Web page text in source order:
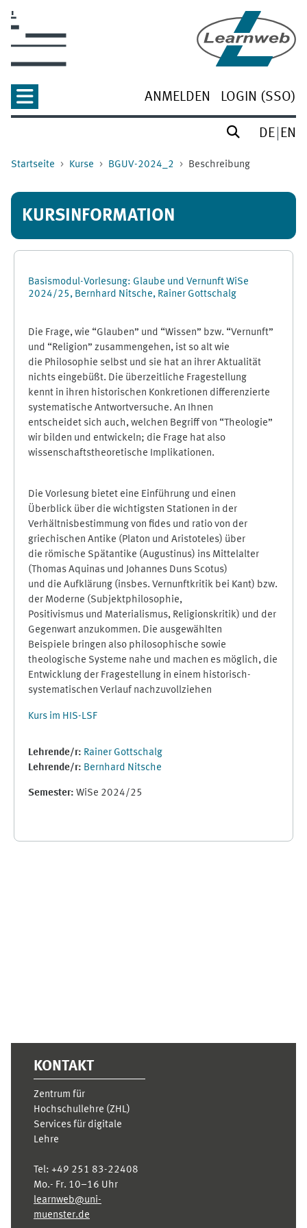
ANMELDEN LOGIN (SSO)
DE EN
Startseite Kurse BGUV-2024_2 Beschreibung
KURSINFORMATION
Basismodul-Vorlesung: Glaube und Vernunft WiSe
2024/25, Bernhard Nitsche, Rainer Gottschalg
Die Frage, wie “Glauben” und “Wissen” bzw. “Vernunft”
und “Religion” zusammengehen, ist so alt wie
die Philosophie selbst und sie hat an ihrer Aktualität
nichts eingebüßt. Die überzeitliche Fragestellung
kennt in ihren historischen Konkretionen differenzierte
systematische Antwortversuche. An Ihnen
entscheidet sich auch, welchen Begriff von “Theologie”
wir bilden und entwickeln; die Frage hat also
wissenschaftstheoretische Implikationen.
Die Vorlesung bietet eine Einführung und einen
Überblick über die wichtigsten Stationen in der
Verhältnisbestimmung von fides und ratio von der
griechischen Antike (Platon und Aristoteles) über
die römische Spätantike (Augustinus) ins Mittelalter
(Thomas Aquinas und Johannes Duns Scotus)
und die Aufklärung (insbes. Vernunftkritik bei Kant) bzw.
der Moderne (Subjektphilosophie,
Positivismus und Materialismus, Religionskritik) und der
Gegenwart anzukommen. Die ausgewählten
Beispiele bringen also philosophische sowie
theologische Systeme nahe und machen es möglich, die
Entwicklung der Fragestellung in einem historisch-
systematischen Verlauf nachzuvollziehen
Kurs im HIS-LSF
Lehrende/r: Rainer Gottschalg
Lehrende/r: Bernhard Nitsche
Semester: WiSe 2024/25
KONTAKT
Zentrum für
Hochschullehre (ZHL)
Services für digitale
Lehre
Tel: +49 251 83-22408
Mo.- Fr. 10–16 Uhr
learnweb@uni-
muenster.de